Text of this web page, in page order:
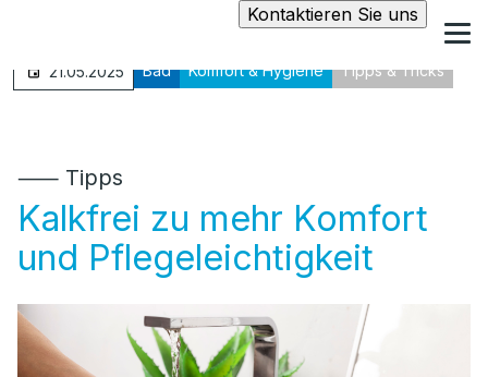
Kontaktieren Sie uns
21.05.2025 Bad Komfort & Hygiene Tipps & Tricks
⸺ Tipps
Kalkfrei zu mehr Komfort
und Pflegeleichtigkeit